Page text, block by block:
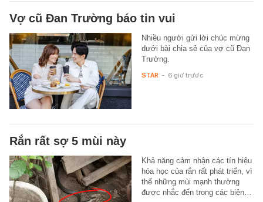
Vợ cũ Đan Trường báo tin vui
Nhiều người gửi lời chúc mừng
dưới bài chia sẻ của vợ cũ Đan
Trường.
STAR - 6 giờ trước
Rắn rất sợ 5 mùi này
Khả năng cảm nhận các tín hiệu
hóa học của rắn rất phát triển, vì
thế những mùi mạnh thường
được nhắc đến trong các biện…